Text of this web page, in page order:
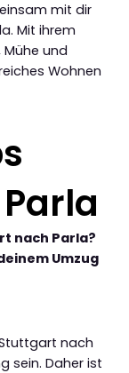
mit dir
Mit ihrem
und
Wohnen
nach Parla?
Umzug
nach
sein. Daher ist